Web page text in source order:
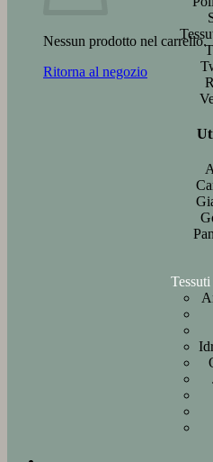
Nessun prodotto nel carrello.
Ritorna al negozio